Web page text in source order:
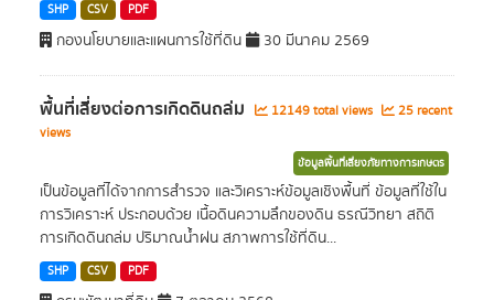
SHP CSV PDF
กองนโยบายและแผนการใช้ที่ดิน 30 มีนาคม 2569
พื้นที่เสี่ยงต่อการเกิดดินถล่ม 12149 total views
25 recent
views
ข้อมูลพื้นที่เสี่ยงภัยทางการเกษตร
เป็นข้อมูลที่ได้จากการสำรวจ และวิเคราะห์ข้อมูลเชิงพื้นที่ ข้อมูลที่ใช้ใน
การวิเคราะห์ ประกอบด้วย เนื้อดินความลึกของดิน ธรณีวิทยา สถิติ
การเกิดดินถล่ม ปริมาณน้ำฝน สภาพการใช้ที่ดิน...
SHP CSV PDF